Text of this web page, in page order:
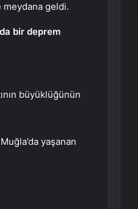
geldi.
da bir deprem
büyüklüğünün
yaşanan